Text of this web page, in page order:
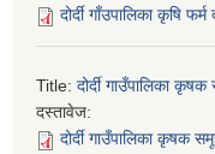
दोर्दी गाँउपालिका कृषि
Title: दोर्दी गाउँपालिका
दस्तावेज:
दोर्दी गाउँपालिका कृषक